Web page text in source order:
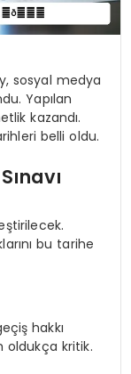
sosyal medya
Yapılan
kazandı.
belli oldu.
bu tarihe
hakkı
oldukça kritik.